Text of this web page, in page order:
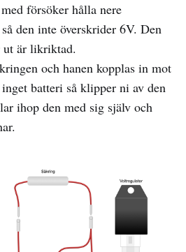
försöker hålla nere
den inte överskrider 6V. Den
ut är likriktad.
och hanen kopplas in mot
batteri så klipper ni av den
ihop den med sig själv och